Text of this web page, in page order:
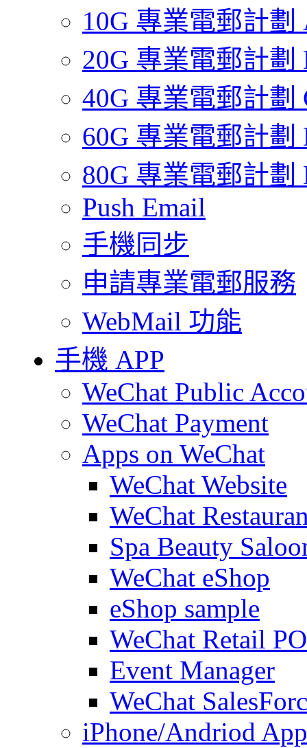
10G 專業電郵計劃
20G 專業電郵計劃
40G 專業電郵計劃
60G 專業電郵計劃
80G 專業電郵計劃
Push Email
手機同步
申請專業電郵服務
WebMail 功能
手機 APP
WeChat Public
WeChat Payment
Apps on WeChat
WeChat Website
WeChat
Spa Beauty
WeChat eShop
eShop sample
WeChat Retail
Event Manager
WeChat
iPhone/Andriod